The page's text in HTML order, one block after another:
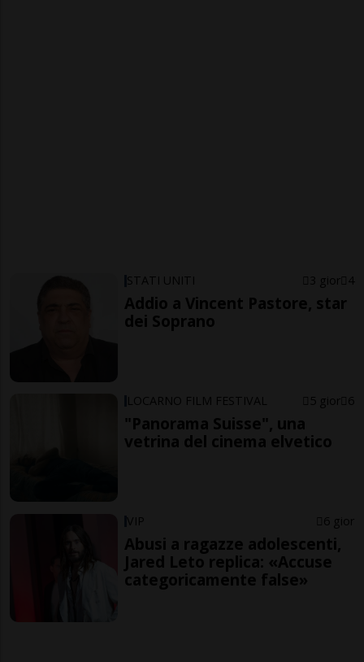
STATI UNITI 3 gior 4
Addio a Vincent Pastore, star
dei Soprano
LOCARNO FILM FESTIVAL 5 gior 6
"Panorama Suisse", una
vetrina del cinema elvetico
VIP 6 gior
Abusi a ragazze adolescenti,
Jared Leto replica: «Accuse
categoricamente false»